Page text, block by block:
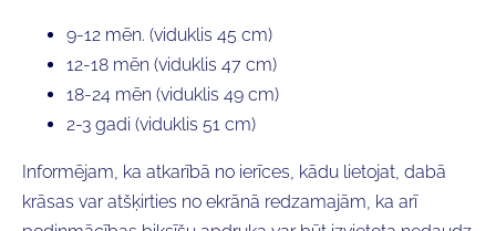
9-12 mēn. (viduklis 45 cm)
12-18 mēn (viduklis 47 cm)
18-24 mēn (viduklis 49 cm)
2-3 gadi (viduklis 51 cm)
Informējam, ka atkarībā no ierīces, kādu lietojat, dabā
krāsas var atšķirties no ekrānā redzamajām, ka arī